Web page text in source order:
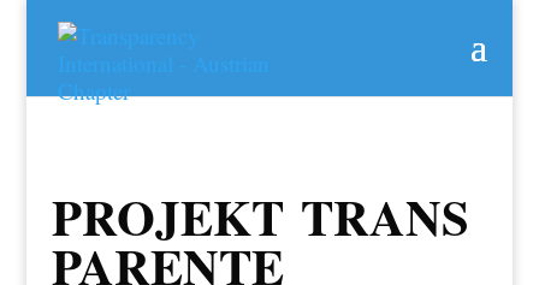
PROJEKT TRANS
PARENTE